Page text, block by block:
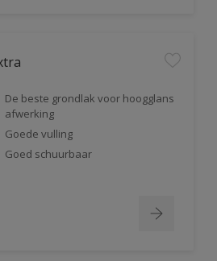
De beste grondlak voor hoogglans
afwerking
Goede vulling
Goed schuurbaar